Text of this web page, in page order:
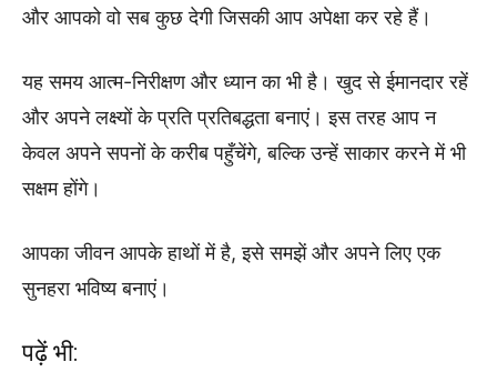
और आपको वो सब कुछ देगी जिसकी आप अपेक्षा कर रहे हैं।
यह समय आत्म-निरीक्षण और ध्यान का भी है। खुद से ईमानदार रहें
और अपने लक्ष्यों के प्रति प्रतिबद्धता बनाएं। इस तरह आप न
केवल अपने सपनों के करीब पहुँचेंगे, बल्कि उन्हें साकार करने में भी
सक्षम होंगे।
आपका जीवन आपके हाथों में है, इसे समझें और अपने लिए एक
सुनहरा भविष्य बनाएं।
पढ़ें भी: